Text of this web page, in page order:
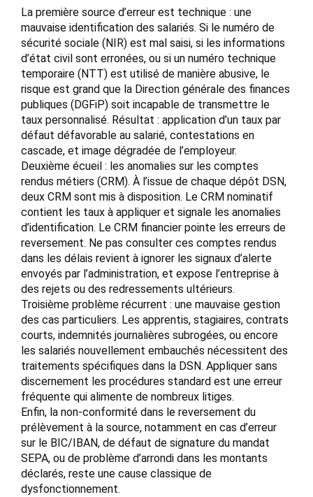
La première source d’erreur est technique : une
mauvaise identification des salariés. Si le numéro de
sécurité sociale (NIR) est mal saisi, si les informations
d’état civil sont erronées, ou si un numéro technique
temporaire (NTT) est utilisé de manière abusive, le
risque est grand que la Direction générale des finances
publiques (DGFiP) soit incapable de transmettre le
taux personnalisé. Résultat : application d’un taux par
défaut défavorable au salarié, contestations en
cascade, et image dégradée de l’employeur.
Deuxième écueil : les anomalies sur les comptes
rendus métiers (CRM). À l’issue de chaque dépôt DSN,
deux CRM sont mis à disposition. Le CRM nominatif
contient les taux à appliquer et signale les anomalies
d’identification. Le CRM financier pointe les erreurs de
reversement. Ne pas consulter ces comptes rendus
dans les délais revient à ignorer les signaux d’alerte
envoyés par l’administration, et expose l’entreprise à
des rejets ou des redressements ultérieurs.
Troisième problème récurrent : une mauvaise gestion
des cas particuliers. Les apprentis, stagiaires, contrats
courts, indemnités journalières subrogées, ou encore
les salariés nouvellement embauchés nécessitent des
traitements spécifiques dans la DSN. Appliquer sans
discernement les procédures standard est une erreur
fréquente qui alimente de nombreux litiges.
Enfin, la non-conformité dans le reversement du
prélèvement à la source, notamment en cas d’erreur
sur le BIC/IBAN, de défaut de signature du mandat
SEPA, ou de problème d’arrondi dans les montants
déclarés, reste une cause classique de
dysfonctionnement.